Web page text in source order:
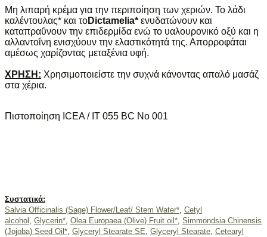
Mη λιπαρή κρέμα για την περιποίηση των χεριών. Το λάδι
καλέντουλας* και τοDictamelia* ενυδατώνουν και
καταπραΰνουν την επιδερμίδα ενώ το υαλουρονικό οξύ και η
αλλαντοΐνη ενισχύουν την ελαστικότητά της. Απορροφάται
αμέσως χαρίζοντας μεταξένια υφή.
XPHΣH: Χρησιμοποιείστε την συχνά κάνοντας απαλό μασάζ
στα χέρια.
Πιστοποίηση ICEA / IT 055 BC No 001
Συστατικά:
Salvia Officinalis (Sage) Flower/Leaf/ Stem Water*, Cetyl
alcohol , Glycerin*, Olea Europaea (Olive) Fruit oil*, Simmondsia Chinensis
(Jojoba) Seed Oil*, Glyceryl Stearate SE, Glyceryl Stearate, Cetearyl